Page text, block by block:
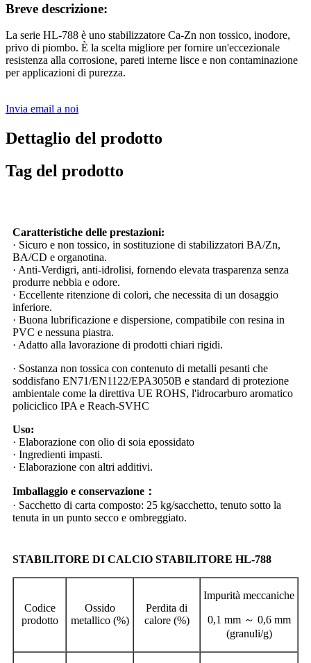
Breve descrizione:
La serie HL-788 è uno stabilizzatore Ca-Zn non tossico, inodore,
privo di piombo. È la scelta migliore per fornire un'eccezionale
resistenza alla corrosione, pareti interne lisce e non contaminazione
per applicazioni di purezza.
Invia email a noi
Dettaglio del prodotto
Tag del prodotto
Caratteristiche delle prestazioni:
· Sicuro e non tossico, in sostituzione di stabilizzatori BA/Zn,
BA/CD e organotina.
· Anti-Verdigri, anti-idrolisi, fornendo elevata trasparenza senza
produrre nebbia e odore.
· Eccellente ritenzione di colori, che necessita di un dosaggio
inferiore.
· Buona lubrificazione e dispersione, compatibile con resina in
PVC e nessuna piastra.
· Adatto alla lavorazione di prodotti chiari rigidi.
· Sostanza non tossica con contenuto di metalli pesanti che
soddisfano EN71/EN1122/EPA3050B e standard di protezione
ambientale come la direttiva UE ROHS, l'idrocarburo aromatico
policiclico IPA e Reach-SVHC
Uso:
· Elaborazione con olio di soia epossidato
· Ingredienti impasti.
· Elaborazione con altri additivi.
Imballaggio e conservazione ：
· Sacchetto di carta composto: 25 kg/sacchetto, tenuto sotto la
tenuta in un punto secco e ombreggiato.
STABILITORE DI CALCIO STABILITORE HL-788
Codice
prodotto
Ossido
metallico (%)
Perdita di
calore (%)
Impurità meccaniche
0,1 mm ～ 0,6 mm
(granuli/g)